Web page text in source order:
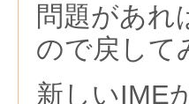
問題があれ
ので戻して
新しいIME